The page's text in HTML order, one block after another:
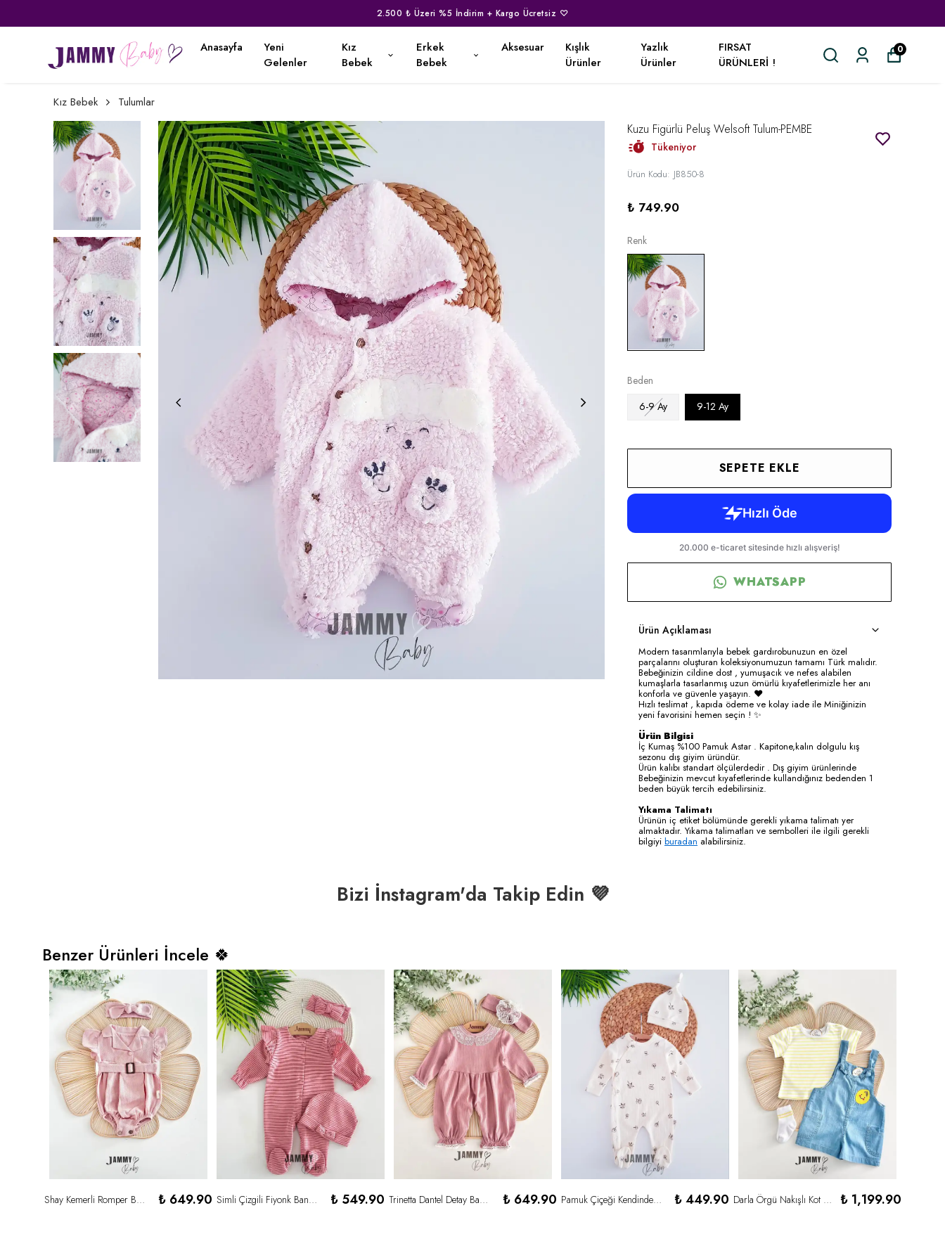
2.500 ₺ Üzeri %5 İndirim + Kargo Ücretsiz ♡
Anasayfa
Yeni
Gelenler
Kız
Bebek
Erkek
Bebek
Aksesuar
Kışlık
Ürünler
Yazlık
Ürünler
FIRSAT
ÜRÜNLERİ !
0
Kız Bebek Tulumlar
Kuzu Figürlü Peluş Welsoft Tulum-PEMBE
Tükeniyor
Ürün Kodu: JB850-8
₺ 749.90
Renk
Beden
6-9 Ay
9-12 Ay
SEPETE EKLE
WHATSAPP
Ürün Açıklaması
Modern tasarımlarıyla bebek gardırobunuzun en özel
parçalarını oluşturan koleksiyonumuzun tamamı Türk malıdır.
Bebeğinizin cildine dost , yumuşacık ve nefes alabilen
kumaşlarla tasarlanmış uzun ömürlü kıyafetlerimizle her anı
konforla ve güvenle yaşayın. ❤️
Hızlı teslimat , kapıda ödeme ve kolay iade ile Miniğinizin
yeni favorisini hemen seçin ! ✨
Ürün Bilgisi
İç Kumaş %100 Pamuk Astar . Kapitone,kalın dolgulu kış
sezonu dış giyim üründür.
Ürün kalıbı standart ölçülerdedir . Dış giyim ürünlerinde
Bebeğinizin mevcut kıyafetlerinde kullandığınız bedenden 1
beden büyük tercih edebilirsiniz.
Yıkama Talimatı
Ürünün iç etiket bölümünde gerekli yıkama talimatı yer
almaktadır. Yıkama talimatları ve sembolleri ile ilgili gerekli
bilgiyi buradan alabilirsiniz.
Bizi İnstagram'da Takip Edin 💜
Benzer Ürünleri İncele 🍀
Shay Kemerli Romper Bandana Set-PUDRA ₺ 649.90 Simli Çizgili Fiyonk Bandana / Şapka 3'lü Tulum Set-GÜL KURUSU ₺ 549.90 Trinetta Dantel Detay Bandanalı Kaşkorse Tulum Set-GÜL KURUSU ₺ 649.90 Pamuk Çiçeği Kendinden Eldivenli Kaşkorse Şapkalı Tulum Set-KREM ₺ 449.90 Darla Örgü Nakışlı Kot Salopet & T-shirt & Çorap Set - LİMON ₺ 1,199.90